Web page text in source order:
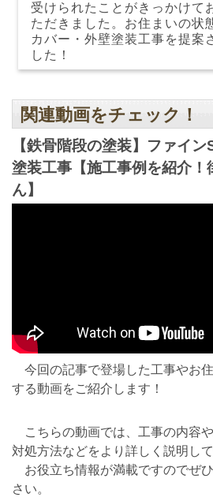
受けられたことがきっかけて
ただきました。お住まいの状
カバー・外壁塗装工事を提案
した！
関連動画をチェック！
【鉄骨階段の塗装】ファイ
塗装工事【施工事例を紹介！
ん】
今回の記事で登場した工事やお
する動画をご紹介します！
こちらの動画では、工事の内容
対処方法などをより詳しく説明して
お役立ち情報が満載ですのでぜ
さい。